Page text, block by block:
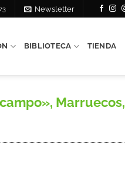
Newsletter
BIBLIOTECA TIENDA
Marruecos,